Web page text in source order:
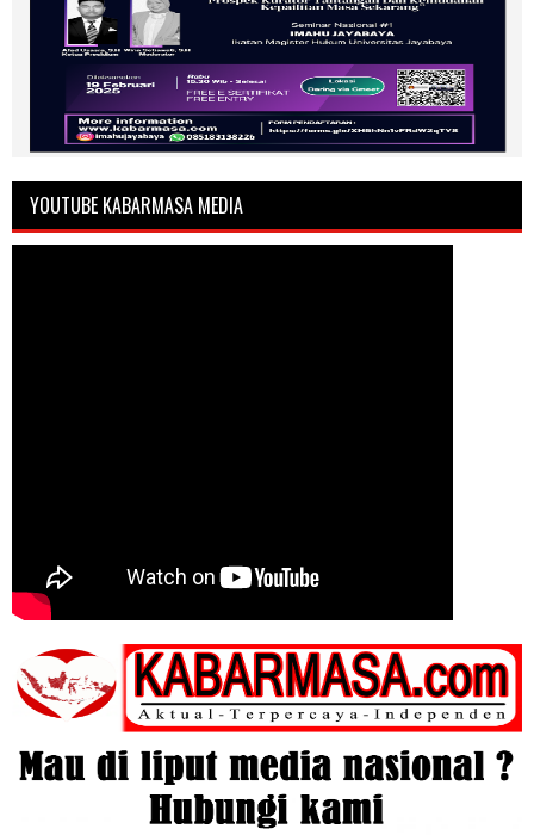
YOUTUBE KABARMASA MEDIA